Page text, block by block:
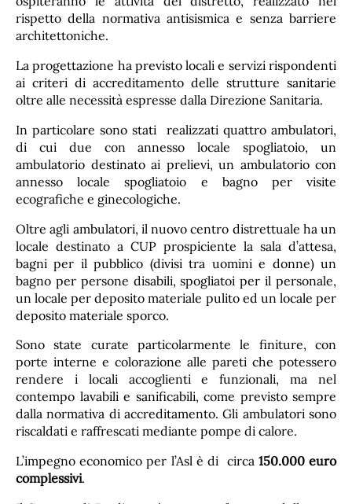
rispetto della normativa antisismica e senza barriere
architettoniche.
La progettazione ha previsto locali e servizi rispondenti
ai criteri di accreditamento delle strutture sanitarie
oltre alle necessità espresse dalla Direzione Sanitaria.
In particolare sono stati realizzati quattro ambulatori,
di cui due con annesso locale spogliatoio, un
ambulatorio destinato ai prelievi, un ambulatorio con
annesso locale spogliatoio e bagno per visite
ecografiche e ginecologiche.
Oltre agli ambulatori, il nuovo centro distrettuale ha un
locale destinato a CUP prospiciente la sala d’attesa,
bagni per il pubblico (divisi tra uomini e donne) un
bagno per persone disabili, spogliatoi per il personale,
un locale per deposito materiale pulito ed un locale per
deposito materiale sporco.
Sono state curate particolarmente le finiture, con
porte interne e colorazione alle pareti che potessero
rendere i locali accoglienti e funzionali, ma nel
contempo lavabili e sanificabili, come previsto sempre
dalla normativa di accreditamento. Gli ambulatori sono
riscaldati e raffrescati mediante pompe di calore.
L’impegno economico per l’Asl è di circa 150.000 euro
complessivi.